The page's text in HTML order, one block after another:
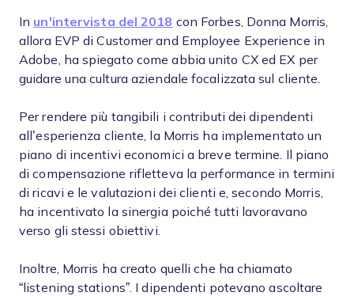
In un'intervista del 2018 con Forbes, Donna Morris,
allora EVP di Customer and Employee Experience in
Adobe, ha spiegato come abbia unito CX ed EX per
guidare una cultura aziendale focalizzata sul cliente.
Per rendere più tangibili i contributi dei dipendenti
all’esperienza cliente, la Morris ha implementato un
piano di incentivi economici a breve termine. Il piano
di compensazione rifletteva la performance in termini
di ricavi e le valutazioni dei clienti e, secondo Morris,
ha incentivato la sinergia poiché tutti lavoravano
verso gli stessi obiettivi.
Inoltre, Morris ha creato quelli che ha chiamato
“listening stations”. I dipendenti potevano ascoltare